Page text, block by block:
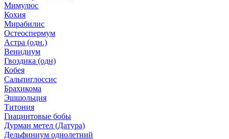
Мимулюс
Кохия
Мирабилис
Остеоспермум
Астра (одн.)
Венидиум
Гвоздика (одн)
Кобея
Сальпиглоссис
Брахикома
Эшшольция
Титония
Гиацинтовые бобы
Дурман метел (Датура)
Дельфиниум однолетний